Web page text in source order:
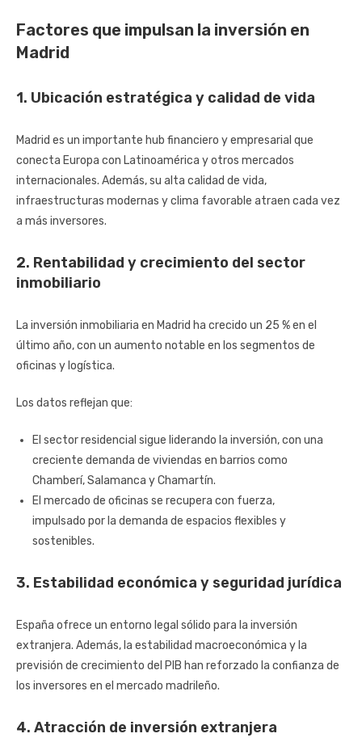
Factores que impulsan la inversión en
Madrid
1. Ubicación estratégica y calidad de vida
Madrid es un importante hub financiero y empresarial que
conecta Europa con Latinoamérica y otros mercados
internacionales. Además, su alta calidad de vida,
infraestructuras modernas y clima favorable atraen cada vez
a más inversores.
2. Rentabilidad y crecimiento del sector
inmobiliario
La inversión inmobiliaria en Madrid ha crecido un 25 % en el
último año, con un aumento notable en los segmentos de
oficinas y logística.
Los datos reflejan que:
El sector residencial sigue liderando la inversión, con una
creciente demanda de viviendas en barrios como
Chamberí, Salamanca y Chamartín.
El mercado de oficinas se recupera con fuerza,
impulsado por la demanda de espacios flexibles y
sostenibles.
3. Estabilidad económica y seguridad jurídica
España ofrece un entorno legal sólido para la inversión
extranjera. Además, la estabilidad macroeconómica y la
previsión de crecimiento del PIB han reforzado la confianza de
los inversores en el mercado madrileño.
4. Atracción de inversión extranjera